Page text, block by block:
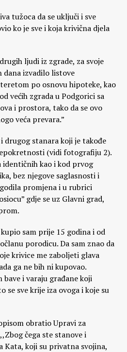
tužoca da se uključi i sve
ko je sve i koja krivična djela
ljudi iz zgrade, za svoje
dana izvadilo listove
po osnovu hipoteke, kao
većih zgrada u Podgorici sa
i prostora, tako da se ovo
veća prevara.”
stanara koji je takođe
(vidi fotografiju 2).
identičnih kao i kod prvog
bez njegove saglasnosti i
promjena i u rubrici
gdje se uz Glavni grad,
sam prije 15 godina i od
porodicu. Da sam znao da
krivice me zaboljeti glava
ga ne bih ni kupovao.
bave i varaju građane koji
se sve krije iza ovoga i koje su
obratio Upravi za
čega ste stanove i
Kata, koji su privatna svojina,